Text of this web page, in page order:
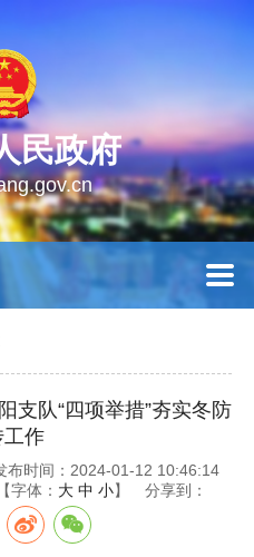
民政府
支队“四项举措”夯实冬防
工作
布时间：2024-01-12 10:46:14
【字体： 大 中 小】 分享到：